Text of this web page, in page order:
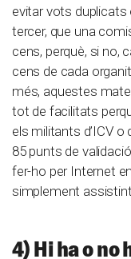
evitar vots duplicats
tercer, que una
cens, perquè, si no,
cens de cada
més, aquestes
tot de facilitats
els militants d’ICV o
85 punts de
fer-ho per Internet
simplement assistint
4) Hi ha o no